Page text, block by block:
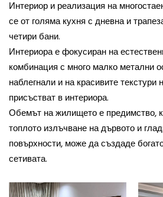
Интериор и реализация на
се от голяма кухня с дневна и
четири бани.
Интериора е фокусиран на
комбинация с много малко метални
наблегнали и на красивите текстури
присъстват в интериора.
Обемът на жилището е предимство,
топлото излъчване на дървото и
повърхности, може да създаде
сетивата.